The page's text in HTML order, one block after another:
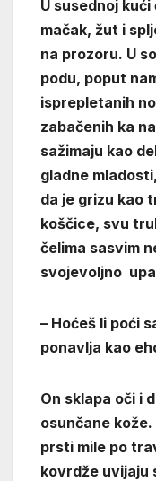
U susednoj
mačak, žut i
na prozoru. U
podu, poput
isprepletanih
zabačenih ka
sažimaju kao
gladne
da je grizu kao
koščice, svu
čelima sasvim
svojevoljno
– Hoćeš li poći
ponavlja kao
On sklapa oči i
osunčane
prsti mile po
kovrdže uvijaju